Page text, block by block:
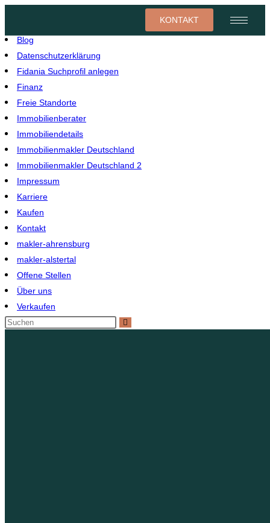
KONTAKT
Blog
Datenschutzerklärung
Fidania Suchprofil anlegen
Finanz
Freie Standorte
Immobilienberater
Immobiliendetails
Immobilienmakler Deutschland
Immobilienmakler Deutschland 2
Impressum
Karriere
Kaufen
Kontakt
makler-ahrensburg
makler-alstertal
Offene Stellen
Über uns
Verkaufen
Immobilienberater Hamburg